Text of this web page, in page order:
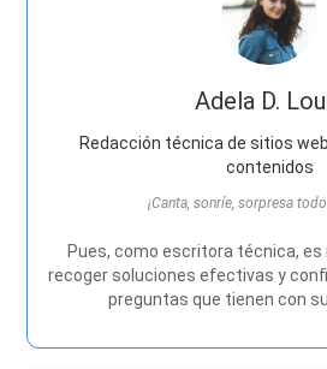
Adela D.
Redacción técnica de sitios
contenidos
¡Canta, sonríe, sorpresa
Pues, como escritora técnica, es
recoger soluciones efectivas y
preguntas que tienen con